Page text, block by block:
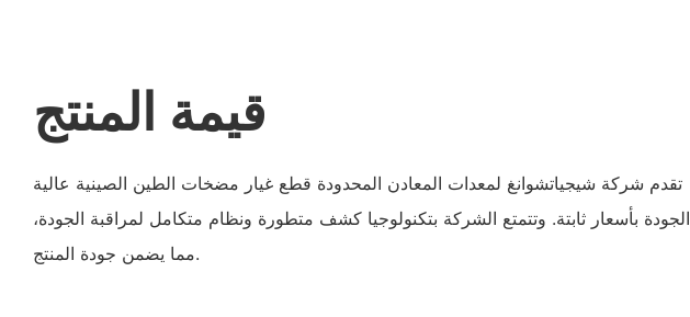
قيمة المنتج
تقدم شركة شيجياتشوانغ لمعدات المعادن المحدودة قطع غيار مضخات الطين الصينية عالية
الجودة بأسعار ثابتة. وتتمتع الشركة بتكنولوجيا كشف متطورة ونظام متكامل لمراقبة الجودة،
مما يضمن جودة المنتج.